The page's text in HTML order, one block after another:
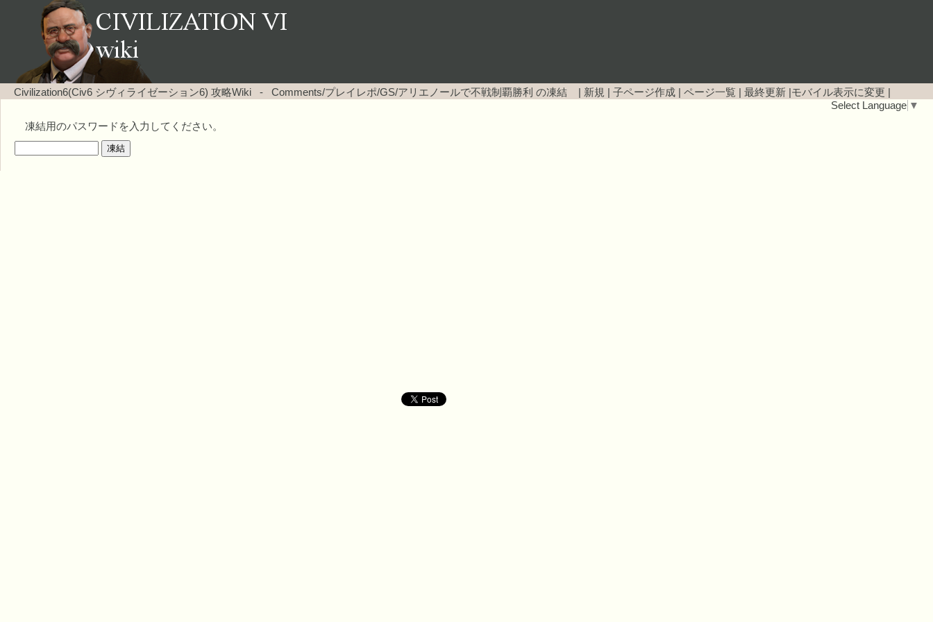
Civilization6(Civ6 シヴィライゼーション6) 攻略Wiki - Comments/プレイレポ/GS/アリエノールで不戦制覇勝利 の凍結 | 新規 子ページ作成 ページ一覧 最終更新 モバイル表示に変更
Select Language ▼
凍結用のパスワードを入力してください。